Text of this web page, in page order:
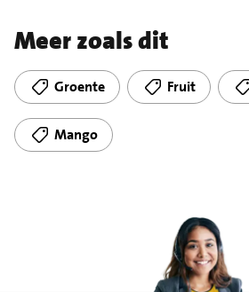
Meer zoals dit
Groente Fruit
Mango